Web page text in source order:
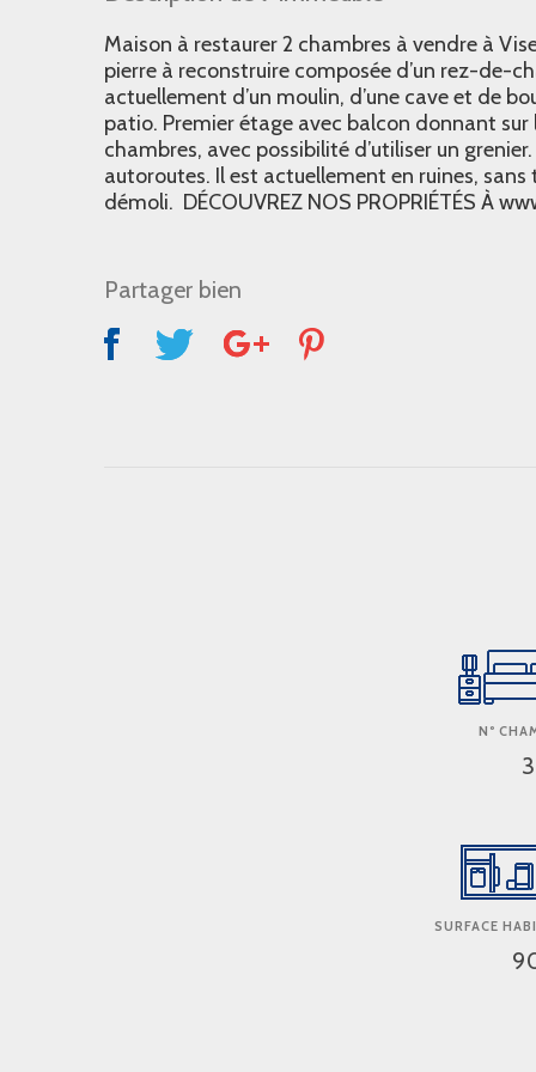
Maison à restaurer 2 chambres à vendre à
pierre à reconstruire composée d’un rez-de-
actuellement d’un moulin, d’une cave et de
patio. Premier étage avec balcon donnant sur
chambres, avec possibilité d’utiliser un
autoroutes. Il est actuellement en ruines,
démoli. DÉCOUVREZ NOS PROPRIÉTÉS À
Partager bien
Nº
3
SURFACE